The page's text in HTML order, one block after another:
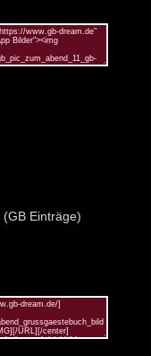
(GB Einträge)